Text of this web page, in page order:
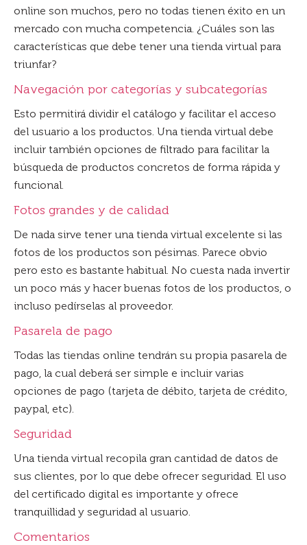
online son muchos, pero no todas tienen éxito en un
mercado con mucha competencia. ¿Cuáles son las
características que debe tener una tienda virtual para
triunfar?
Navegación por categorías y subcategorías
Esto permitirá dividir el catálogo y facilitar el acceso
del usuario a los productos. Una tienda virtual debe
incluir también opciones de filtrado para facilitar la
búsqueda de productos concretos de forma rápida y
funcional.
Fotos grandes y de calidad
De nada sirve tener una tienda virtual excelente si las
fotos de los productos son pésimas. Parece obvio
pero esto es bastante habitual. No cuesta nada invertir
un poco más y hacer buenas fotos de los productos, o
incluso pedírselas al proveedor.
Pasarela de pago
Todas las tiendas online tendrán su propia pasarela de
pago, la cual deberá ser simple e incluir varias
opciones de pago (tarjeta de débito, tarjeta de crédito,
paypal, etc).
Seguridad
Una tienda virtual recopila gran cantidad de datos de
sus clientes, por lo que debe ofrecer seguridad. El uso
del certificado digital es importante y ofrece
tranquillidad y seguridad al usuario.
Comentarios